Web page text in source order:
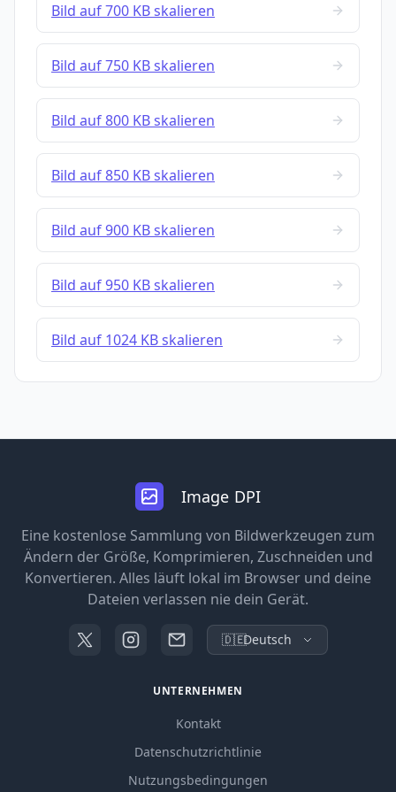
Bild auf 700 KB skalieren
Bild auf 750 KB skalieren
Bild auf 800 KB skalieren
Bild auf 850 KB skalieren
Bild auf 900 KB skalieren
Bild auf 950 KB skalieren
Bild auf 1024 KB skalieren
Image DPI
Eine kostenlose Sammlung von Bildwerkzeugen zum
Ändern der Größe, Komprimieren, Zuschneiden und
Konvertieren. Alles läuft lokal im Browser und deine
Dateien verlassen nie dein Gerät.
🇩🇪Deutsch
UNTERNEHMEN
Kontakt
Datenschutzrichtlinie
Nutzungsbedingungen